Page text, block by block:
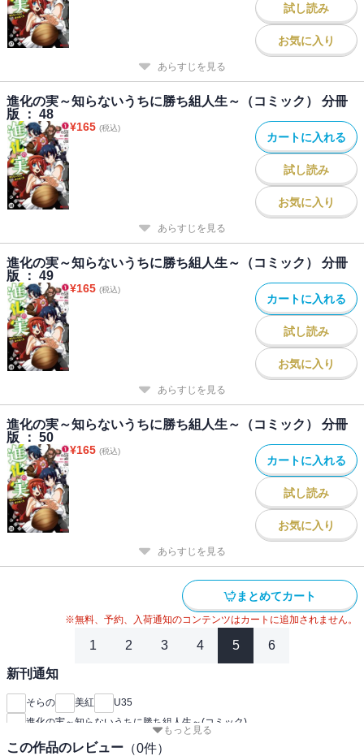
試し読み
お気に入り
あらすじを見る
進化の実～知らないうちに勝ち組人生～（コミック） 分冊
版 ： 48
¥165 (税込)
カートに入れる
試し読み
お気に入り
あらすじを見る
進化の実～知らないうちに勝ち組人生～（コミック） 分冊
版 ： 49
¥165 (税込)
カートに入れる
試し読み
お気に入り
あらすじを見る
進化の実～知らないうちに勝ち組人生～（コミック） 分冊
版 ： 50
¥165 (税込)
カートに入れる
試し読み
お気に入り
あらすじを見る
まとめてカート
※無料、予約、入荷通知のコンテンツはカートに追加されません。
1 2 3 4 5 6
新刊通知
そらの 美紅
U35
進化の実～知らないうちに勝ち組人生～(コミック)
もっと見る
この作品のレビュー （0件）